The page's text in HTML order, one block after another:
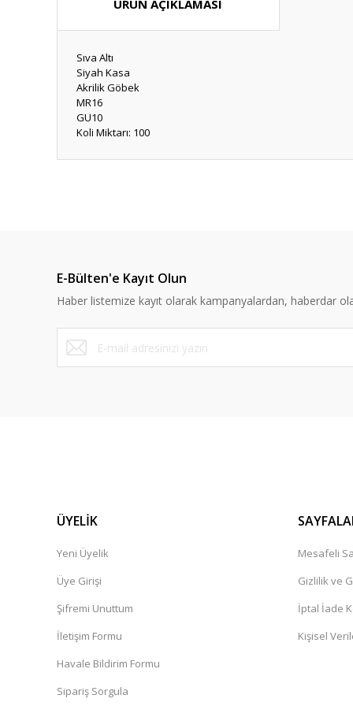
ÜRÜN AÇIKLAMASI
Sıva Altı
Siyah Kasa
Akrilik Göbek
MR16
GU10
Koli Miktarı: 100
Ürün bilgilerinde hatalar bulunuyor.
Ürün fiyatı diğer sitelerden daha pahalı.
Bu ürüne benzer farklı alternatifler olmalı.
E-Bülten'e Kayıt Olun
Haber listemize kayıt olarak kampanyalardan, haberdar
ÜYELİK
Yeni Üyelik
Üye Girişi
Şifremi Unuttum
İletişim Formu
Havale Bildirim Formu
Sipariş Sorgula
Mesafeli
Gizlilik ve
İptal İade
Kişisel